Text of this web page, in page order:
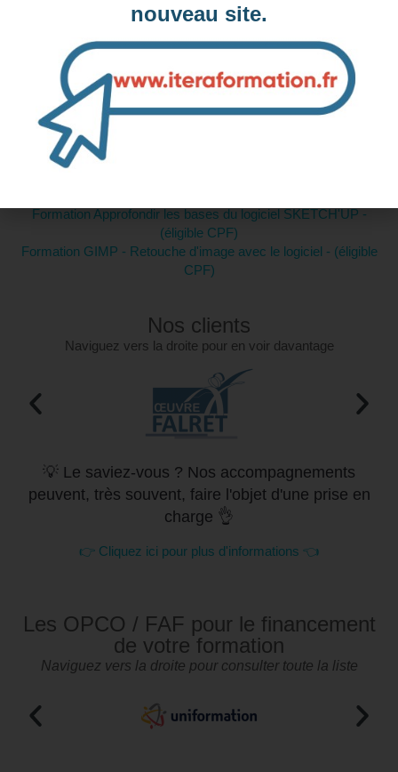
Intra-entreprise et sur mesure
Contactez-nous pour plus d'informations
Formations similaires :
Formation Approfondir les bases du logiciel SKETCH'UP -
(éligible CPF)
Formation GIMP - Retouche d'image avec le logiciel - (éligible
CPF)
Nos clients
Naviguez vers la droite pour en voir davantage
💡 Le saviez-vous ? Nos accompagnements
peuvent, très souvent, faire l'objet d'une prise en
charge 👌
👉 Cliquez ici pour plus d'informations 👈
Les OPCO / FAF pour le financement
de votre formation
Naviguez vers la droite pour consulter toute la liste
nouveau site.